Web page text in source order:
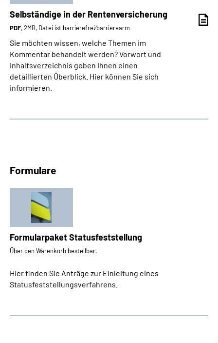
Selbständige in der Rentenversicherung
PDF, 2MB, Datei ist barrierefrei⁄barrierearm
Sie möchten wissen, welche Themen im
Kommentar behandelt werden? Vorwort und
Inhaltsverzeichnis geben Ihnen einen
detaillierten Überblick. Hier können Sie sich
informieren.
Formulare
Formularpaket Statusfeststellung
Über den Warenkorb bestellbar.
Hier finden Sie Anträge zur Einleitung eines
Statusfeststellungsverfahrens.